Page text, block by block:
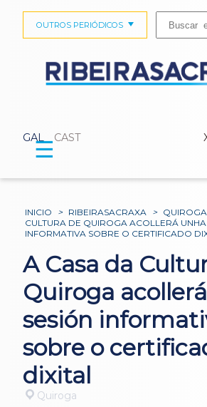
GAL CAST
OUTROS PERIÓDICOS
☰
INICIO > RIBEIRASACRAXA > QUIROGA
CULTURA DE QUIROGA ACOLLERÁ UNHA
INFORMATIVA SOBRE O CERTIFICADO
A Casa da
Quiroga
sesión
sobre o
dixital
Quiroga